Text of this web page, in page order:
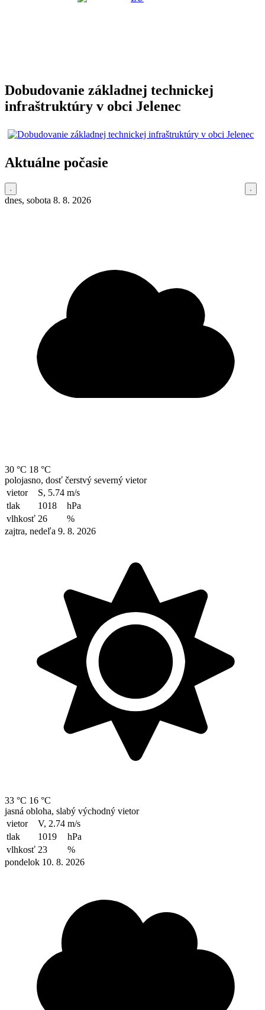
Dobudovanie základnej technickej
infraštruktúry v obci Jelenec
Aktuálne počasie
dnes, sobota 8. 8. 2026
30 °C 18 °C
polojasno, dosť čerstvý severný vietor
vietor
S, 5.74 m/s
tlak
1018
hPa
vlhkosť 26
%
zajtra, nedeľa 9. 8. 2026
33 °C 16 °C
jasná obloha, slabý východný vietor
vietor
V, 2.74 m/s
tlak
1019
hPa
vlhkosť 23
%
pondelok 10. 8. 2026